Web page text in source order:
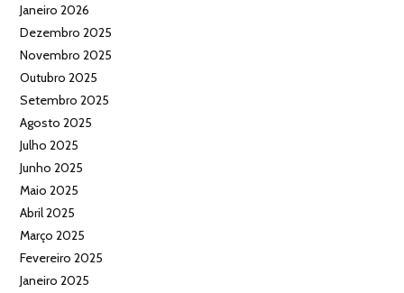
Janeiro 2026
Dezembro 2025
Novembro 2025
Outubro 2025
Setembro 2025
Agosto 2025
Julho 2025
Junho 2025
Maio 2025
Abril 2025
Março 2025
Fevereiro 2025
Janeiro 2025